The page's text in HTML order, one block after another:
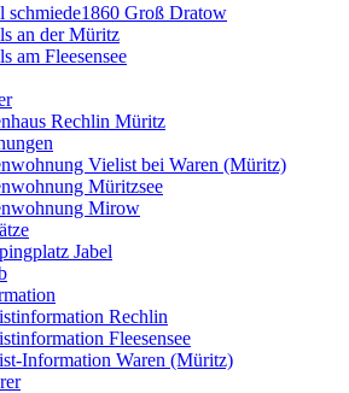
schmiede1860 Groß Dratow
an der Müritz
am Fleesensee
Rechlin Müritz
Vielist bei Waren (Müritz)
Müritzsee
Mirow
Jabel
Rechlin
Fleesensee
Information Waren (Müritz)